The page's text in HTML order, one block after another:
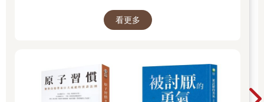
馬瑟確實也偶爾沒得到第一名。有次他申請一項獎學金卻只名列
但馬瑟已經習慣於獲勝。他會在跑完一百公尺衝過終點線時發現
其他選手遠遠落後他十公尺。那十公尺的領先就像他一生的寫
看更多